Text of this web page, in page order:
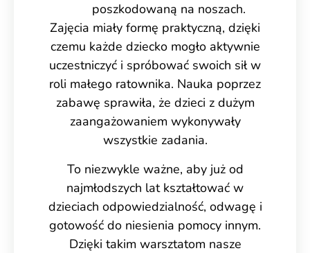
poszkodowaną na noszach.
Zajęcia miały formę praktyczną, dzięki
czemu każde dziecko mogło aktywnie
uczestniczyć i spróbować swoich sił w
roli małego ratownika. Nauka poprzez
zabawę sprawiła, że dzieci z dużym
zaangażowaniem wykonywały
wszystkie zadania.
To niezwykle ważne, aby już od
najmłodszych lat kształtować w
dzieciach odpowiedzialność, odwagę i
gotowość do niesienia pomocy innym.
Dzięki takim warsztatom nasze